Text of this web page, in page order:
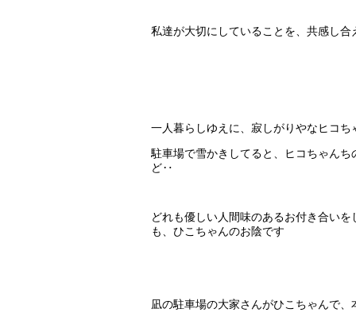
私達が大切にしていることを、共感し
一人暮らしゆえに、寂しがりやなヒコ
駐車場で雪かきしてると、ヒコちゃん
ど‥
どれも優しい人間味のあるお付き合い
も、ひこちゃんのお陰です
凪の駐車場の大家さんがひこちゃんで、